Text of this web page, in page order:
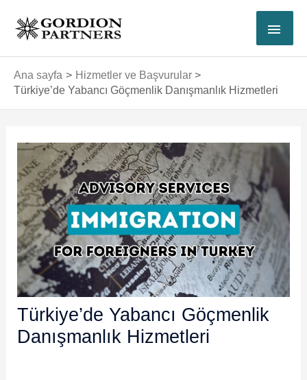
ANA
Ana sayfa
Hizmetler ve Başvurular
Türkiye’de Yabancı Göçmenlik Danışmanlık Hizmetleri
Türkiye’de Yabancı Göçmenlik
Danışmanlık Hizmetleri